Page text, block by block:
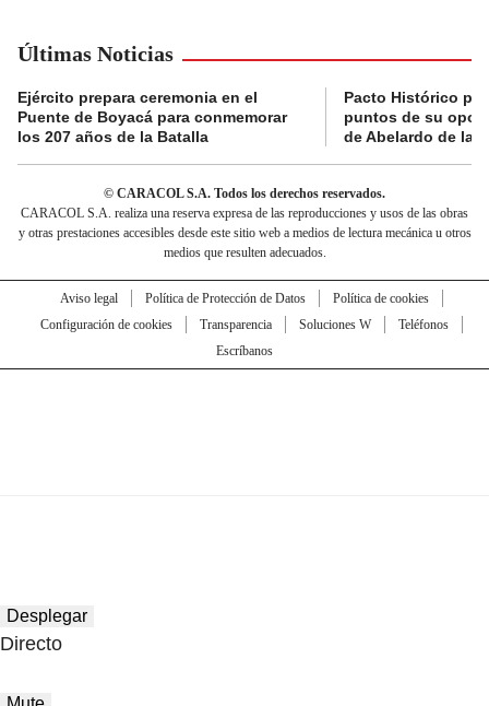
Últimas Noticias
Ejército prepara ceremonia en el
Puente de Boyacá para conmemorar
los 207 años de la Batalla
Pacto Histórico
puntos de su
de Abelardo de la
© CARACOL S.A. Todos los derechos reservados.
CARACOL S.A. realiza una reserva expresa de las reproducciones y usos de las obras
y otras prestaciones accesibles desde este sitio web a medios de lectura mecánica u otros
medios que resulten adecuados.
Aviso legal Política de Protección de Datos
Política de cookies
Configuración de cookies
Transparencia Soluciones W
Teléfonos
Escríbanos
Desplegar
Directo